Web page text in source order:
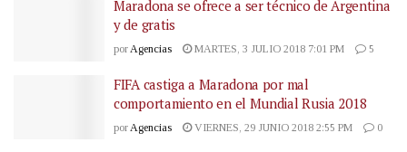
Maradona se ofrece a ser técnico de Argentina
y de gratis
porAgencias MARTES, 3 JULIO 2018 7:01 PM 5
FIFA castiga a Maradona por mal
comportamiento en el Mundial Rusia 2018
por Agencias VIERNES, 29 JUNIO 2018 2:55 PM 0